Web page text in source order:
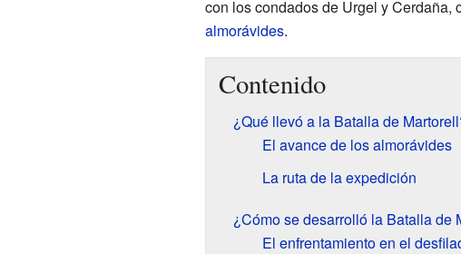
con los condados de Urgel y Cerdaña,
almorávides.
Contenido
¿Qué llevó a la Batalla de
El avance de los almorávides
La ruta de la expedición
¿Cómo se desarrolló la Batalla de
El enfrentamiento en el